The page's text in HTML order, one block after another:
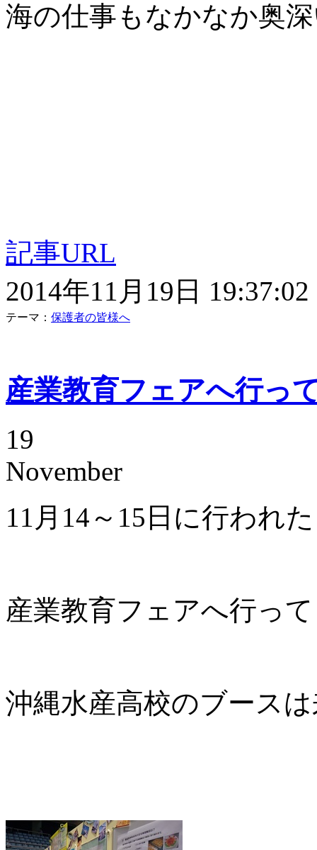
海の仕事もなかなか奥
記事URL
2014年11月19日 19:37:02
テーマ： 保護者の皆様へ
産業教育フェアへ行っ
19
November
11月14～15日に行われた
産業教育フェアへ行っ
沖縄水産高校のブース